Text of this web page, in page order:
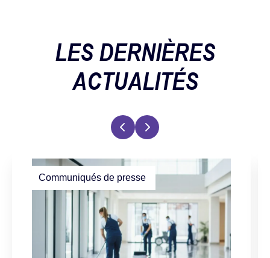
LES DERNIÈRES
ACTUALITÉS
Communiqués de presse